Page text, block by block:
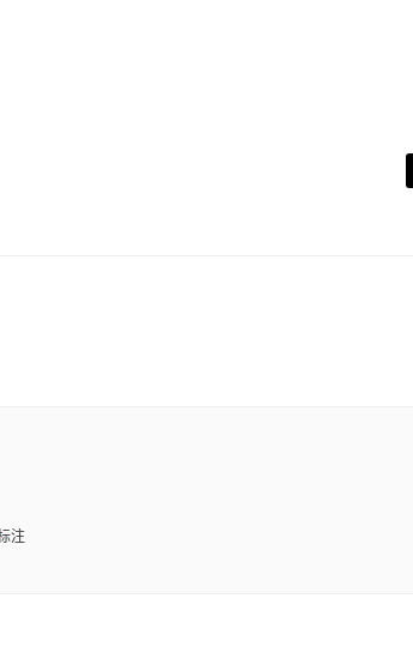
注